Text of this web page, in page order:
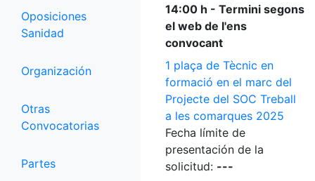
Oposiciones
Sanidad
Organización
Otras
Convocatorias
Partes
14:00 h - Termini segons
el web de l'ens
convocant
1 plaça de Tècnic en
formació en el marc del
Projecte del SOC Treball
a les comarques 2025
Fecha límite de
presentación de la
solicitud: ---